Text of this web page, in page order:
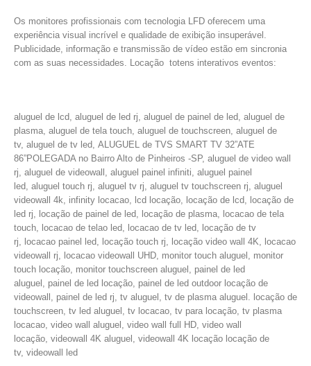
Os monitores profissionais com tecnologia LFD oferecem uma
experiência visual incrível e qualidade de exibição insuperável.
Publicidade, informação e transmissão de vídeo estão em sincronia
com as suas necessidades. Locação totens interativos eventos:
aluguel de lcd, aluguel de led rj, aluguel de painel de led, aluguel de
plasma, aluguel de tela touch, aluguel de touchscreen, aluguel de
tv, aluguel de tv led, ALUGUEL de TVS SMART TV 32”ATE
86”POLEGADA no Bairro‎ Alto de Pinheiros‎ -SP, aluguel de video wall
rj, aluguel de videowall, aluguel painel infiniti, aluguel painel
led, aluguel touch rj, aluguel tv rj, aluguel tv touchscreen rj, aluguel
videowall 4k, infinity locacao, lcd locação, locação de lcd, locação de
led rj, locação de painel de led, locação de plasma, locacao de tela
touch, locacao de telao led, locacao de tv led, locação de tv
rj, locacao painel led, locação touch rj, locação video wall 4K, locacao
videowall rj, locacao videowall UHD, monitor touch aluguel, monitor
touch locação, monitor touchscreen aluguel, painel de led
aluguel, painel de led locação, painel de led outdoor locação de
videowall, painel de led rj, tv aluguel, tv de plasma aluguel. locação de
touchscreen, tv led aluguel, tv locacao, tv para locação, tv plasma
locacao, video wall aluguel, video wall full HD, video wall
locação, videowall 4K aluguel, videowall 4K locação locação de
tv, videowall led